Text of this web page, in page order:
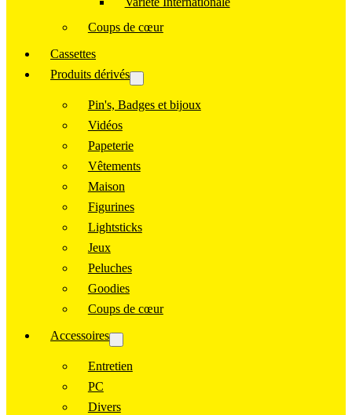
Coups de cœur
Cassettes
Produits dérivés
Pin's, Badges et bijoux
Vidéos
Papeterie
Vêtements
Maison
Figurines
Lightsticks
Jeux
Peluches
Goodies
Coups de cœur
Accessoires
Entretien
PC
Divers